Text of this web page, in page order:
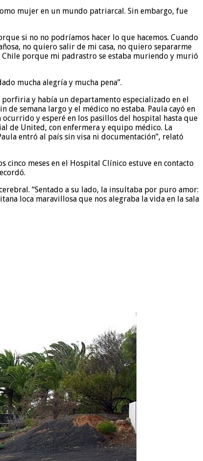
mujer en un mundo patriarcal. Sin embargo, fue
si no no podríamos hacer lo que hacemos. Cuando
no quiero salir de mi casa, no quiero separarme
porque mi padrastro se estaba muriendo y murió
mucha alegría y mucha pena”.
y había un departamento especializado en el
semana largo y el médico no estaba. Paula cayó en
y esperé en los pasillos del hospital hasta que
de United, con enfermera y equipo médico. La
entró al país sin visa ni documentación”, relató
cinco meses en el Hospital Clínico estuve en contacto
“Sentado a su lado, la insultaba por puro amor:
loca maravillosa que nos alegraba la vida en la sala